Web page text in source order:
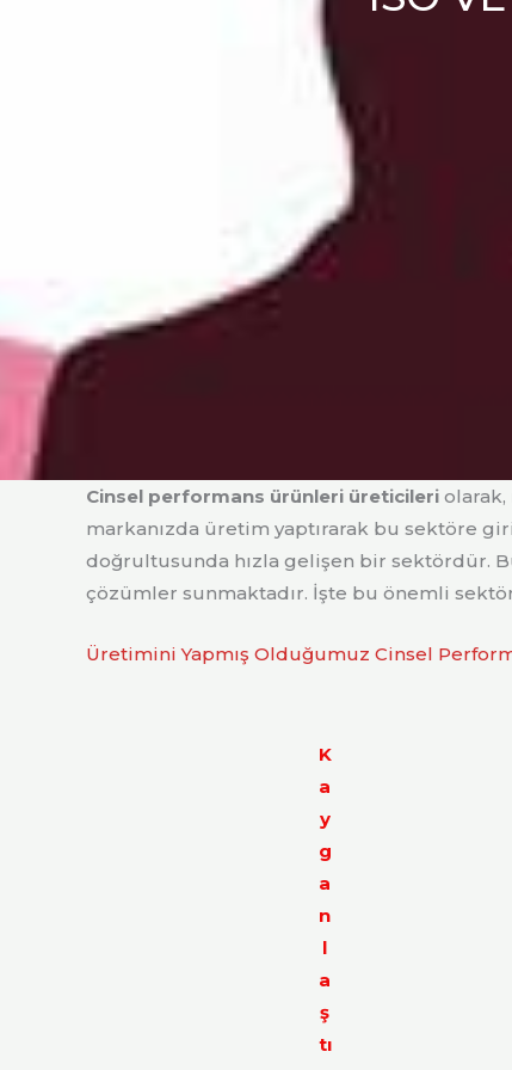
Cinsel performans ürünleri üreticileri
markanızda üretim yaptırarak bu sektöre
doğrultusunda hızla gelişen bir sektördür.
çözümler sunmaktadır. İşte bu önemli
Üretimini Yapmış Olduğumuz Cinsel
K
a
y
g
a
n
l
a
ş
tı